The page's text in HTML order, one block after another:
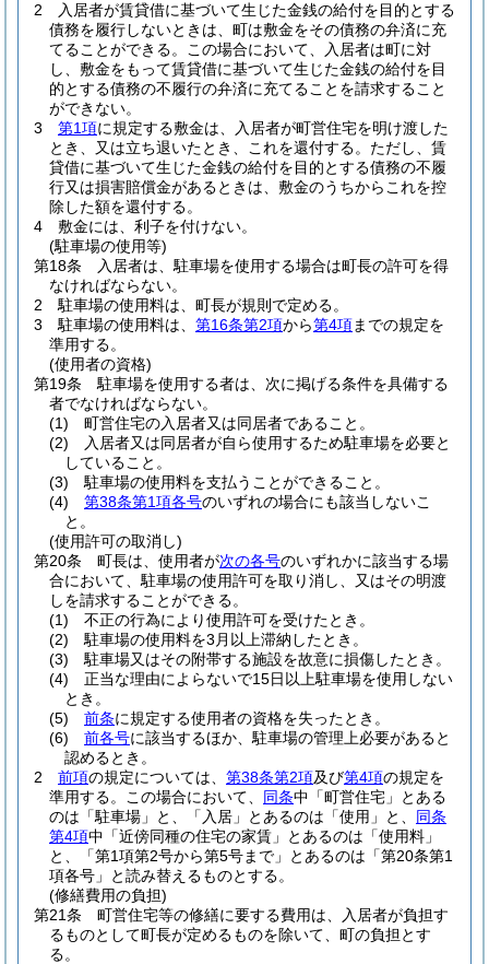
2
入居者が賃貸借に基づいて生じた金銭の給付を目的とする
債務を履行しないときは、町は敷金をその債務の弁済に充
てることができる。
この場合において、入居者は町に対
し、敷金をもって賃貸借に基づいて生じた金銭の給付を目
的とする債務の不履行の弁済に充てることを請求すること
ができない。
3
第1項に規定する敷金は、入居者が町営住宅を明け渡した
とき、又は立ち退いたとき、これを還付する。 ただし、賃
貸借に基づいて生じた金銭の給付を目的とする債務の不履
行又は損害賠償金があるときは、敷金のうちからこれを控
除した額を還付する。
4
敷金には、利子を付けない。
(駐車場の使用等)
第18条
入居者は、駐車場を使用する場合は町長の許可を得
なければならない。
2
駐車場の使用料は、町長が規則で定める。
3
駐車場の使用料は、 第16条第2項から第4項までの規定を
準用する。
(使用者の資格)
第19条
駐車場を使用する者は、次に掲げる条件を具備する
者でなければならない。
(1)
町営住宅の入居者又は同居者であること。
(2)
入居者又は同居者が自ら使用するため駐車場を必要と
していること。
(3)
駐車場の使用料を支払うことができること。
(4)
第38条第1項各号のいずれの場合にも該当しないこ
と。
(使用許可の取消し)
第20条
町長は、使用者が次の各号のいずれかに該当する場
合において、駐車場の使用許可を取り消し、又はその明渡
しを請求することができる。
(1)
不正の行為により使用許可を受けたとき。
(2)
駐車場の使用料を3月以上滞納したとき。
(3)
駐車場又はその附帯する施設を故意に損傷したとき。
(4)
正当な理由によらないで15日以上駐車場を使用しない
とき。
(5)
前条に規定する使用者の資格を失ったとき。
(6)
前各号に該当するほか、駐車場の管理上必要があると
認めるとき。
2
前項の規定については、 第38条第2項及び第4項の規定を
準用する。
この場合において、 同条中「町営住宅」とある
のは「駐車場」と、「入居」とあるのは「使用」と、 同条
第4項中「近傍同種の住宅の家賃」とあるのは「使用料」
と、「第1項第2号から第5号まで」とあるのは「第20条第1
項各号」と読み替えるものとする。
(修繕費用の負担)
第21条
町営住宅等の修繕に要する費用は、入居者が負担す
るものとして町長が定めるものを除いて、町の負担とす
る。